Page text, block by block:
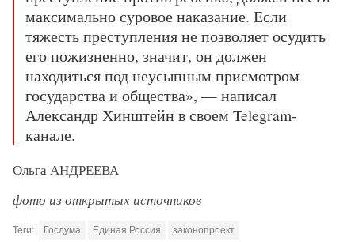
максимально суровое наказание. Если
тяжесть преступления не позволяет осудить
его пожизненно, значит, он должен
находиться под неусыпным присмотром
государства и общества», — написал
Александр Хинштейн в своем Telegram-
канале.
Ольга АНДРЕЕВА
фото из открытых источников
Теги: Госдума Единая Россия законопроект